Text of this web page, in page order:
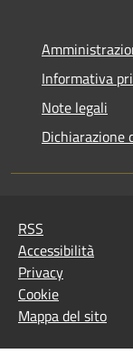
Informativa
Note legali
Dichiarazione
RSS
Accessibilità
Privacy
Cookie
Mappa del sito